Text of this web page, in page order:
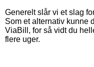
Generelt slår vi et slag
Som et alternativ kunne
ViaBill, for så vidt du
flere uger.